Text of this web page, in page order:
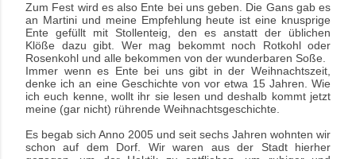
Zum Fest wird es also Ente bei uns geben. Die Gans gab es
an Martini und meine Empfehlung heute ist eine knusprige
Ente gefüllt mit Stollenteig, den es anstatt der üblichen
Klöße dazu gibt. Wer mag bekommt noch Rotkohl oder
Rosenkohl und alle bekommen von der wunderbaren Soße.
Immer wenn es Ente bei uns gibt in der Weihnachtszeit,
denke ich an eine Geschichte von vor etwa 15 Jahren. Wie
ich euch kenne, wollt ihr sie lesen und deshalb kommt jetzt
meine (gar nicht) rührende Weihnachtsgeschichte.
Es begab sich Anno 2005 und seit sechs Jahren wohnten wir
schon auf dem Dorf. Wir waren aus der Stadt hierher